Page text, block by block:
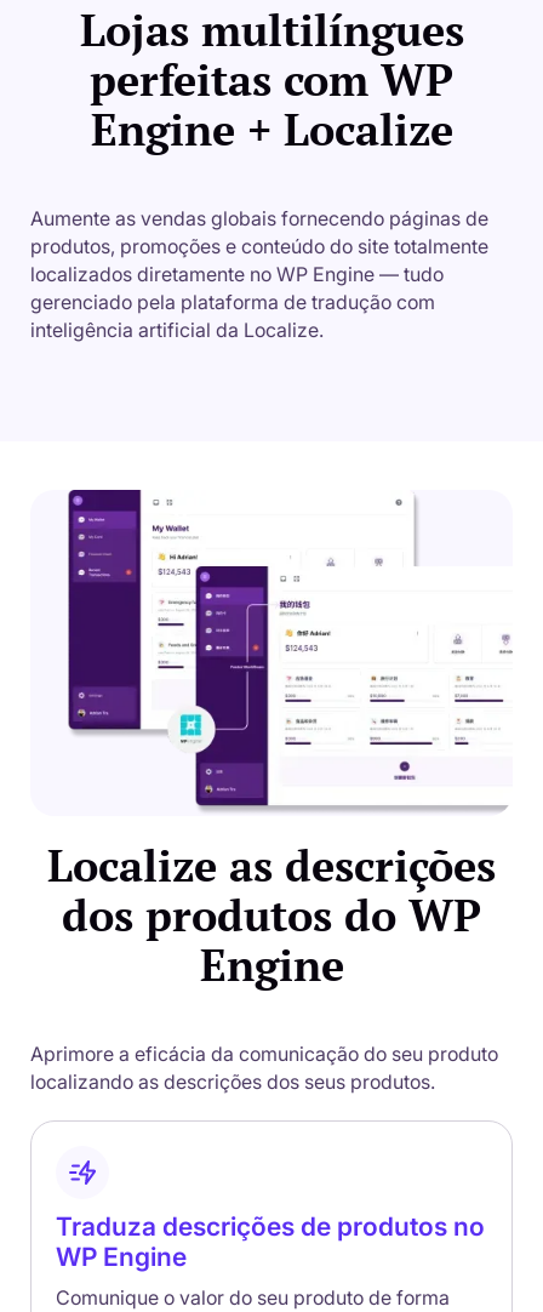
Lojas multilíngues
perfeitas com WP
Engine + Localize
Aumente as vendas globais fornecendo páginas de
produtos, promoções e conteúdo do site totalmente
localizados diretamente no WP Engine — tudo
gerenciado pela plataforma de tradução com
inteligência artificial da Localize.
Localize as descrições
dos produtos do WP
Engine
Aprimore a eficácia da comunicação do seu produto
localizando as descrições dos seus produtos.
Traduza descrições de produtos no
WP Engine
Comunique o valor do seu produto de forma